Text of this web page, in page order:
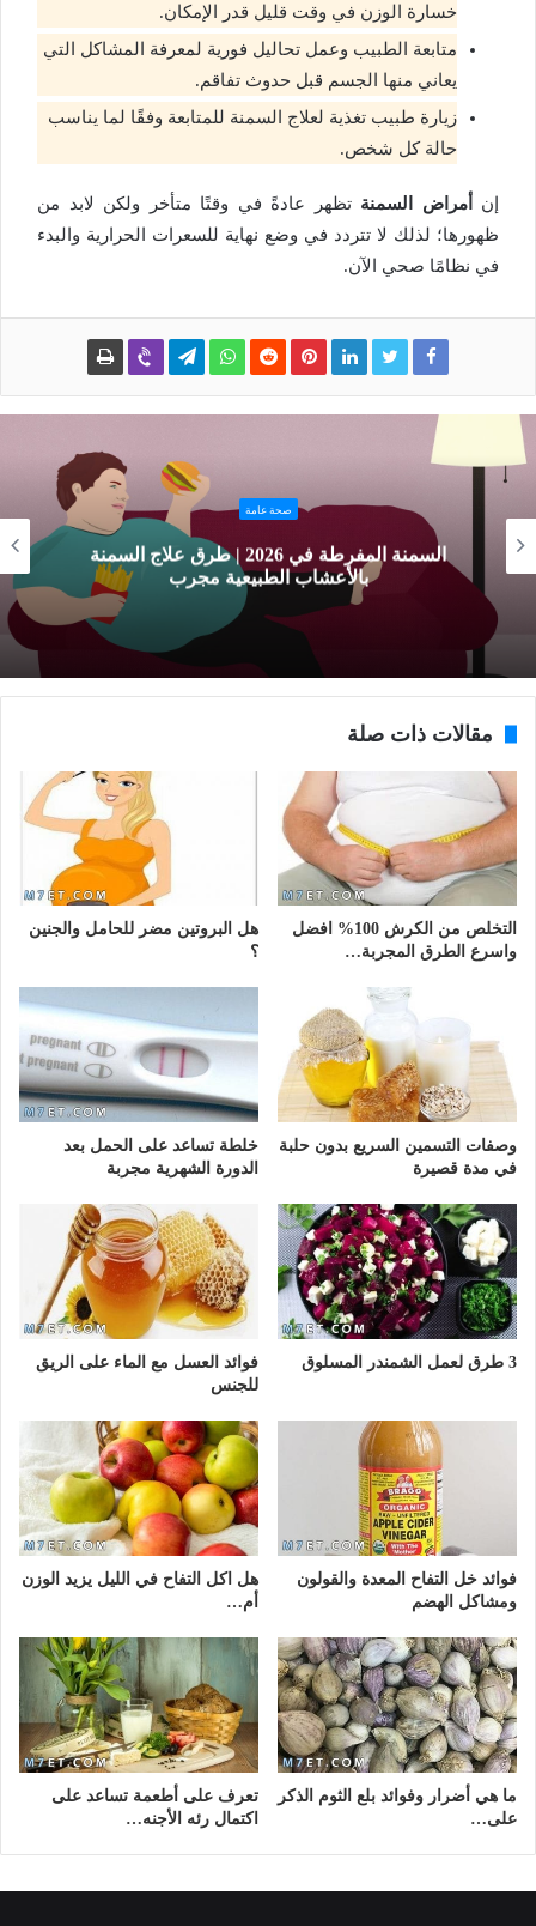
خسارة الوزن في وقت قليل قدر الإمكان.
متابعة الطبيب وعمل تحاليل فورية لمعرفة المشاكل التي
يعاني منها الجسم قبل حدوث تفاقم.
زيارة طبيب تغذية لعلاج السمنة للمتابعة وفقًا لما يناسب
حالة كل شخص.
إن أمراض السمنة تظهر عادةً في وقتًا متأخر ولكن لابد من
ظهورها؛ لذلك لا تتردد في وضع نهاية للسعرات الحرارية والبدء
في نظامًا صحي الآن.
صحة عامة
السمنة المفرطة في 2026 | طرق علاج السمنة
بالأعشاب الطبيعية مجرب
مقالات ذات صلة
التخلص من الكرش 100% افضل
واسرع الطرق المجربة…
هل البروتين مضر للحامل والجنين
؟
وصفات التسمين السريع بدون حلبة
في مدة قصيرة
خلطة تساعد على الحمل بعد
الدورة الشهرية مجربة
3 طرق لعمل الشمندر المسلوق
فوائد العسل مع الماء على الريق
للجنس
فوائد خل التفاح المعدة والقولون
ومشاكل الهضم
هل اكل التفاح في الليل يزيد الوزن
أم…
ما هي أضرار وفوائد بلع الثوم الذكر
على…
تعرف على أطعمة تساعد على
اكتمال رئه الأجنه…